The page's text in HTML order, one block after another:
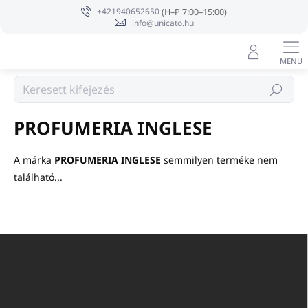
+421940652650
info@unicato.hu
Keresés
Márka
PROFUMERIA INGLESE
A márka PROFUMERIA INGLESE semmilyen terméke nem
található...